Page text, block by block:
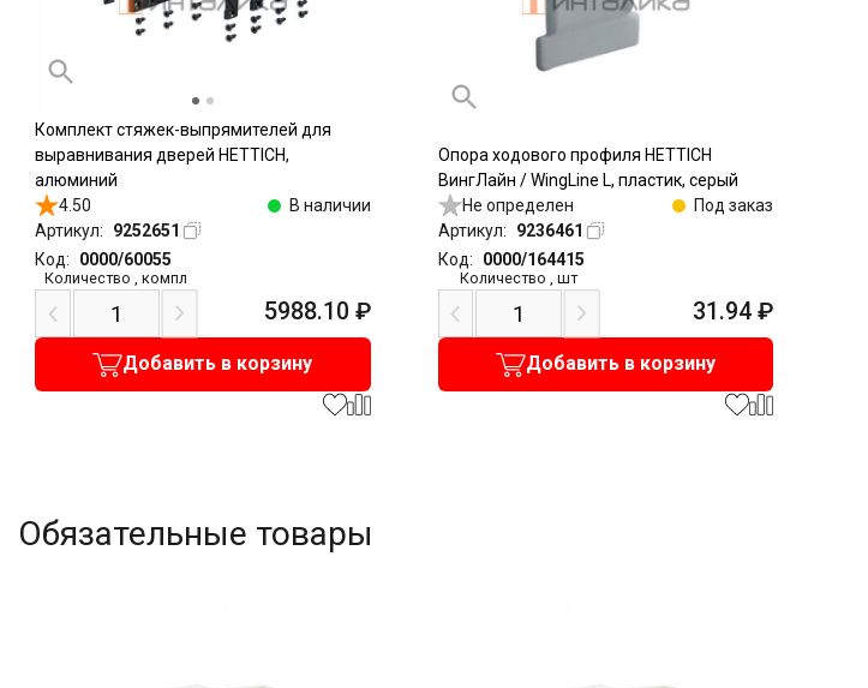
Комплект стяжек-выпрямителей для
выравнивания дверей HETTICH,
алюминий
4.50
В наличии
Артикул:
9252651
Код:
0000/60055
Количество ,компл
5988.10 ₽
Добавить в корзину
Опора ходового профиля HETTICH
ВингЛайн / WingLine L, пластик, серый
Не определен
Под заказ
Артикул:
9236461
Код:
0000/164415
Количество ,шт
31.94 ₽
Добавить в корзину
Обязательные товары